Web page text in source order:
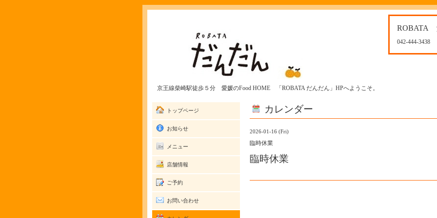
ROBATA
042-444-3438
京王線柴崎駅徒歩５分 愛媛のFood HOME 「ROBATA だんだん」HPへようこそ。
カレンダー
2026-01-16 (Fri)
臨時休業
臨時休業
トップページ
お知らせ
メニュー
店舗情報
ご予約
お問い合わせ